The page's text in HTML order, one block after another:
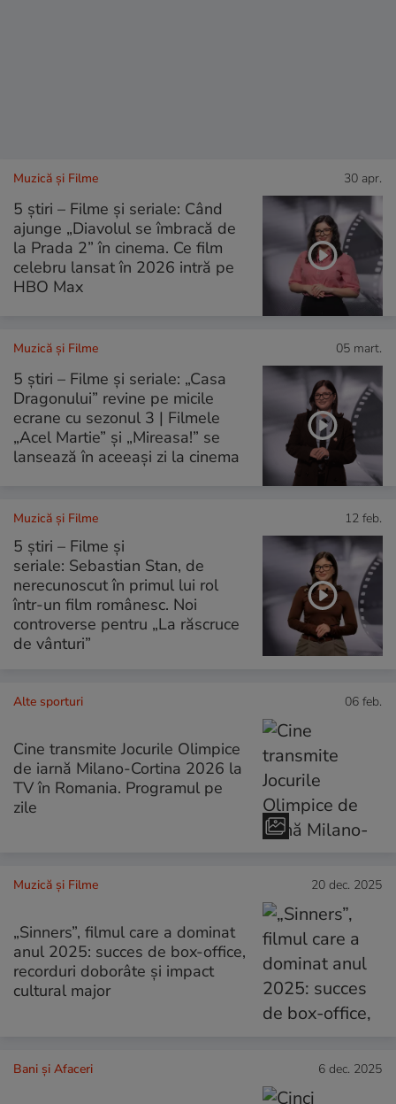
Muzică și Filme 30 apr.
5 știri – Filme și seriale: Când
ajunge „Diavolul se îmbracă de
la Prada 2” în cinema. Ce film
celebru lansat în 2026 intră pe
HBO Max
Muzică și Filme 05 mart.
5 știri – Filme și seriale: „Casa
Dragonului” revine pe micile
ecrane cu sezonul 3 | Filmele
„Acel Martie” și „Mireasa!” se
lansează în aceeași zi la cinema
Muzică și Filme 12 feb.
5 știri – Filme și
seriale: Sebastian Stan, de
nerecunoscut în primul lui rol
într-un film românesc. Noi
controverse pentru „La răscruce
de vânturi”
Alte sporturi 06 feb.
Cine transmite Jocurile Olimpice
de iarnă Milano-Cortina 2026 la
TV în Romania. Programul pe
zile
Muzică și Filme 20 dec. 2025
„Sinners”, filmul care a dominat
anul 2025: succes de box-office,
recorduri doborâte și impact
cultural major
Bani și Afaceri 6 dec. 2025